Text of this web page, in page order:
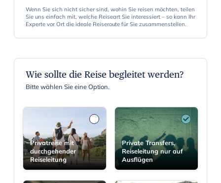
Wenn Sie sich nicht sicher sind, wohin Sie reisen möchten, teilen
Sie uns einfach mit, welche Reiseart Sie interessiert – so kann Ihr
Experte vor Ort die ideale Reiseroute für Sie zusammenstellen.
Wie sollte die Reise begleitet werden?
Bitte wählen Sie eine Option.
Privatreise mit
durchgehender
Reiseleitung
Private Transfers,
Reiseleitung nur auf
Ausflügen